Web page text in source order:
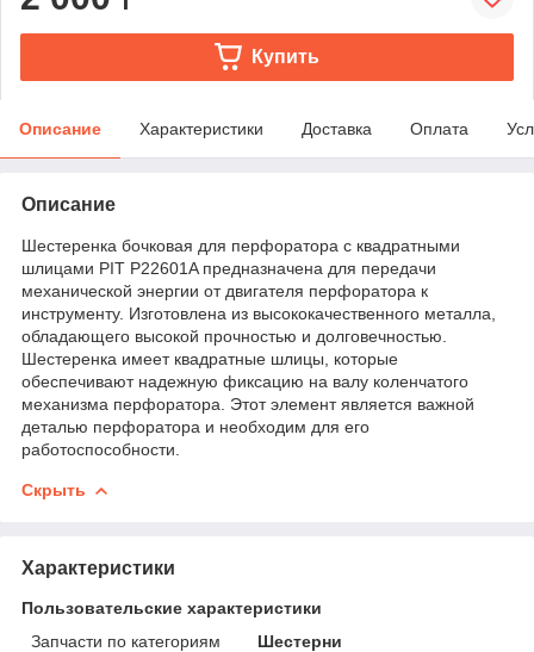
Купить
Описание Характеристики Доставка Оплата
Описание
Шестеренка бочковая для перфоратора с квадратными
шлицами PIT P22601A предназначена для передачи
механической энергии от двигателя перфоратора к
инструменту. Изготовлена из высококачественного металла,
обладающего высокой прочностью и долговечностью.
Шестеренка имеет квадратные шлицы, которые
обеспечивают надежную фиксацию на валу коленчатого
механизма перфоратора. Этот элемент является важной
деталью перфоратора и необходим для его
работоспособности.
Скрыть
Характеристики
Пользовательские характеристики
Запчасти по категориям
Шестерни